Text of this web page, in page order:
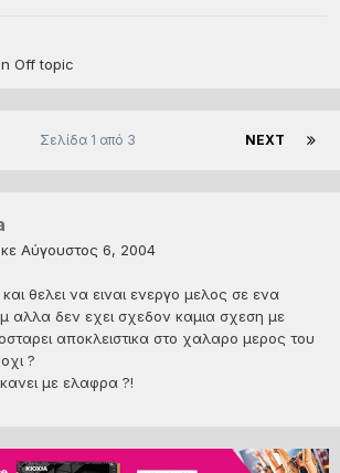
Off topic
NEXT
Σελίδα 1 από 3
Αύγουστος 6, 2004
θελει να ειναι ενεργο μελος σε ενα
αλλα δεν εχει σχεδον καμια σχεση με
αποκλειστικα στο χαλαρο μερος του
?
με ελαφρα ?!